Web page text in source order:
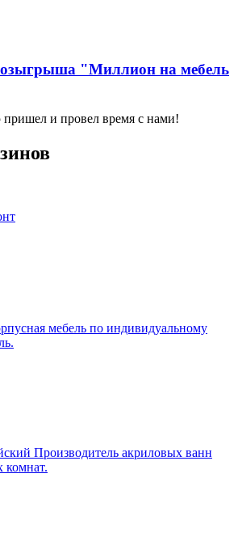
"Миллион на мебель
пришел и провел время с нами!
мебель по индивидуальному
Производитель акриловых ванн
комнат.